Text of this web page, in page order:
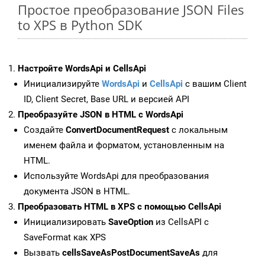
Простое преобразование JSON Files
to XPS в Python SDK
Настройте WordsApi и CellsApi
Инициализируйте WordsApi и CellsApi с вашим Client
ID, Client Secret, Base URL и версией API
Преобразуйте JSON в HTML с WordsApi
Создайте ConvertDocumentRequest с локальным
именем файла и форматом, установленным на
HTML.
Используйте WordsApi для преобразования
документа JSON в HTML.
Преобразовать HTML в XPS с помощью CellsApi
Инициализировать SaveOption из CellsAPI с
SaveFormat как XPS
Вызвать cellsSaveAsPostDocumentSaveAs для